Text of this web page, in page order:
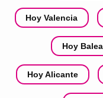
Hoy Valencia
Hoy
Hoy Alicante